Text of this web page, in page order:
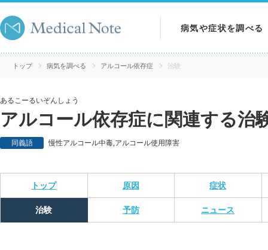
病気や症状を調べる
病気を調べる
検査を調べる
トップ 病気を調べる アルコール依存症 治験
あるこーるいぞんしょう
アルコール依存症に関連する治
同義語 慢性アルコール中毒,アルコール使用障害
トップ 原因 症状
治験 予防 ニュース